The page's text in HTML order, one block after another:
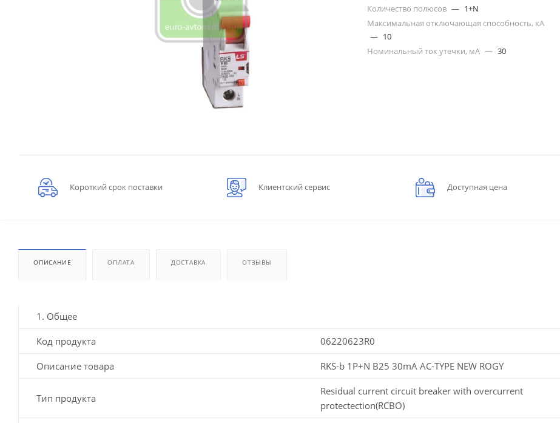
Количество полюсов — 1+N
Максимальная отключающая способность, кА
— 10
Номинальный ток утечки, мА — 30
Короткий срок поставки Клиентский сервис Доступная цена
ОПИСАНИЕ ОПЛАТА ДОСТАВКА ОТЗЫВЫ
1. Общее
Код продукта 06220623R0
Описание товара RKS-b 1P+N B25 30mA AC-TYPE NEW ROGY
Тип продукта
Residual current circuit breaker with overcurrent
protectection(RCBO)